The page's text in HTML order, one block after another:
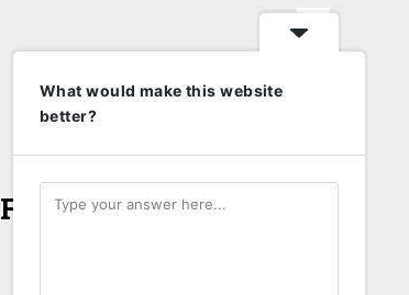
Face
What would make this website
better?